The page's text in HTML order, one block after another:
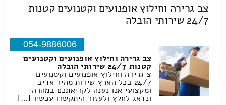
צב גרירה וחילוץ אופנועים וקטנועים קטנות
24/7 שירותי הובלה
054-9886006
צב גרירה וחילוץ אופנועים וקטנועים
קטנות 24/7 שירותי הובלה
צ גרירה וחילוץ אופנועים וקטנועים
24/7 בכל הארץ שירות מהיר אדיב
ומקצועי אנו נענה לקריאתכם במהרה
ונדאג לחלץ ולעזור היתקשרו עכשיו […]